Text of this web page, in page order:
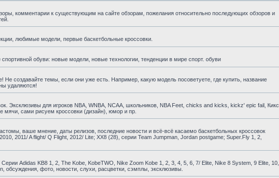
комментарии к существующим на сайте обзорам, пожелания относительно последующих обзоров и
любимые модели, первые баскетбольные кроссовки.
обуви: новые модели, новые технологии, тенденции в мире спорт. обуви
Не создавайте темы, если они уже есть. Например, какую модель посоветуете, где купить, название
удаляются!
Эксклюзивы для игроков NBA, WNBA, NCAA, школьников, NBA Feet, chicks and kicks, kickz' epic fail, Кикс
мячи, сами рисуем кроссовки (дизайн), юмор и пр.
ваше мнение, даты релизов, последние новости и всё-всё касаемо баскетбольных кроссовок
2011/ A flight/ Q Flight, 2012/ Lite; XX8 (28), серии Team Jumpman, Jordan postgame; Super.Fly 1, 2,
Adidas KB8 1, 2, The Kobe, KobeTWO, Nike Zoom Kobe 1, 2, 3, 4, 5, 6, 7/ Elite, Nike 8 System, 9 Elite, 10,
обсуждения, фото, новости, слухи, расцветки, сэмплы, эксклюзивы.